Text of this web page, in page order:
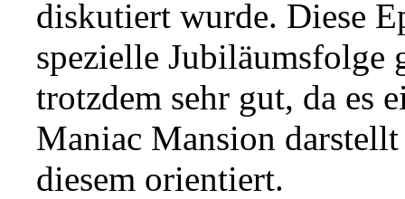
diskutiert wurde. Diese
spezielle Jubiläumsfolge
trotzdem sehr gut, da es
Maniac Mansion
diesem orientiert.